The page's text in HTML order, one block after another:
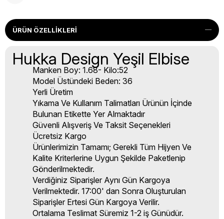
ÜRÜN ÖZELLIKLERI
Hukka Design Yeşil Elbise
Manken Boy: 1.68- Kilo:52
Model Üstündeki Beden: 36
Yerli Üretim
Yıkama Ve Kullanım Talimatları Ürünün İçinde
Bulunan Etikette Yer Almaktadır
Güvenli Alışveriş Ve Taksit Seçenekleri
Ücretsiz Kargo
Ürünlerimizin Tamamı; Gerekli Tüm Hijyen Ve
Kalite Kriterlerine Uygun Şekilde Paketlenip
Gönderilmektedir.
Verdiğiniz Siparişler Aynı Gün Kargoya
Verilmektedir. 17:00' dan Sonra Oluşturulan
Siparişler Ertesi Gün Kargoya Verilir.
Ortalama Teslimat Süremiz 1-2 iş Günüdür.